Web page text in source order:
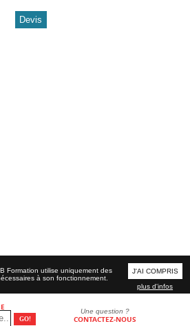
Une question ?
CONTACTEZ-NOUS
Devis
Formation utilise uniquement des
à son fonctionnement.
J'AI COMPRIS
plus d'infos